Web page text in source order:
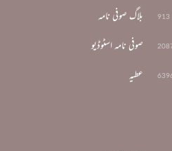
913 بلاگ صوفی نامہ
صوفی نامہ اسٹوڈیو
عطیہ